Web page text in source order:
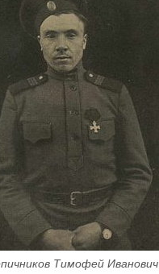
Тимофей Иванович